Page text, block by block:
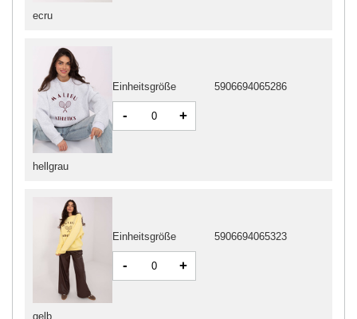
ecru
hellgrau
Einheitsgröße 5906694065286
- +
gelb
Einheitsgröße 5906694065323
- +